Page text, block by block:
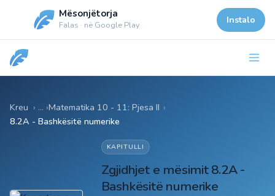
Mësonjëtorja
Falas · në Google Play Instalo
Kreu Matematika 10 - 11: Pjesa II ›
8.2A - Bashkësitë numerike
KAPITULLI
Zgjidhjet e mësimit 8.2A -
Bashkësitë numerike